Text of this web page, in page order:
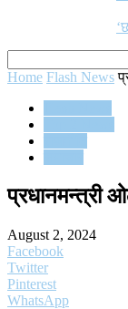
Home Flash News
प्रधानमन्त्री
August 2, 2024
Facebook
Twitter
Pinterest
WhatsApp